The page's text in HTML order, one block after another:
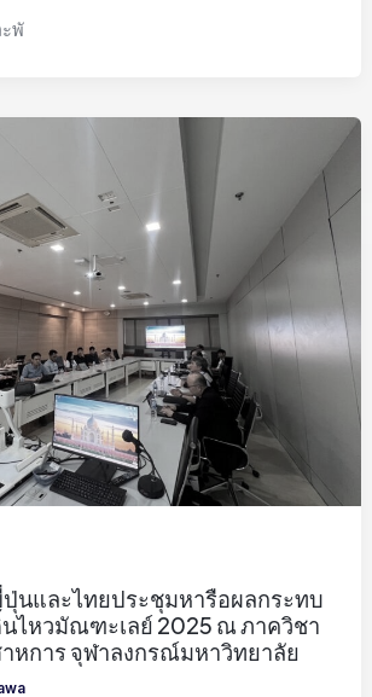
ะพั
นและไทยประชุมหารือผลกระทบ
ไหวมัณฑะเลย์ 2025 ณ ภาควิชา
หการ จุฬาลงกรณ์มหาวิทยาลัย